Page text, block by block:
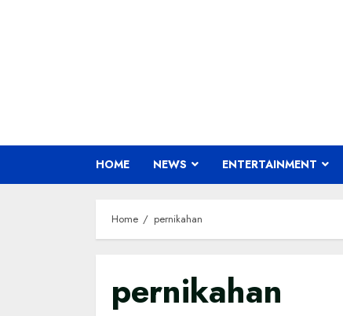
HOME NEWS ENTERTAINMENT
Home pernikahan
pernikahan